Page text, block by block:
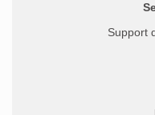
Support